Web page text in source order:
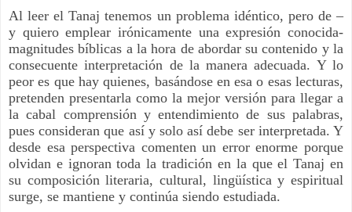
Al leer el Tanaj tenemos un problema idéntico, pero de –
y quiero emplear irónicamente una expresión conocida-
magnitudes bíblicas a la hora de abordar su contenido y la
consecuente interpretación de la manera adecuada. Y lo
peor es que hay quienes, basándose en esa o esas lecturas,
pretenden presentarla como la mejor versión para llegar a
la cabal comprensión y entendimiento de sus palabras,
pues consideran que así y solo así debe ser interpretada. Y
desde esa perspectiva comenten un error enorme porque
olvidan e ignoran toda la tradición en la que el Tanaj en
su composición literaria, cultural, lingüística y espiritual
surge, se mantiene y continúa siendo estudiada.